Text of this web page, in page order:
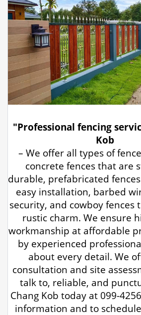
"Professional fencing
Kob
– We offer all types of
concrete fences that are
durable, prefabricated
easy installation, barbed
security, and cowboy fences
rustic charm. We ensure
workmanship at affordable
by experienced
about every detail. We
consultation and site
talk to, reliable, and
Chang Kob today at 099-
information and to